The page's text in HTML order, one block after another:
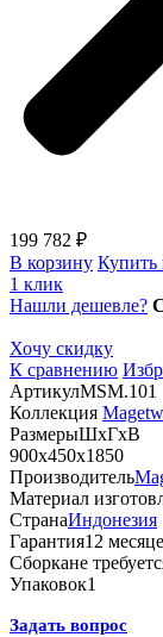
199 782 ₽
В корзину Купить
1 клик
Нашли дешевле?
Хочу скидку
К сравнению
АртикулMSM.101
Коллекция
РазмерыШхГхВ
900х450х1850
Производитель
Материал
СтранаИндонезия
Гарантия12
Сборкане
Упаковок1
Задать вопрос